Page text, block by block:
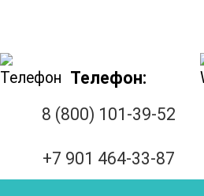
Телефон:
8 (800) 101-39-52
+7 901 464-33-87